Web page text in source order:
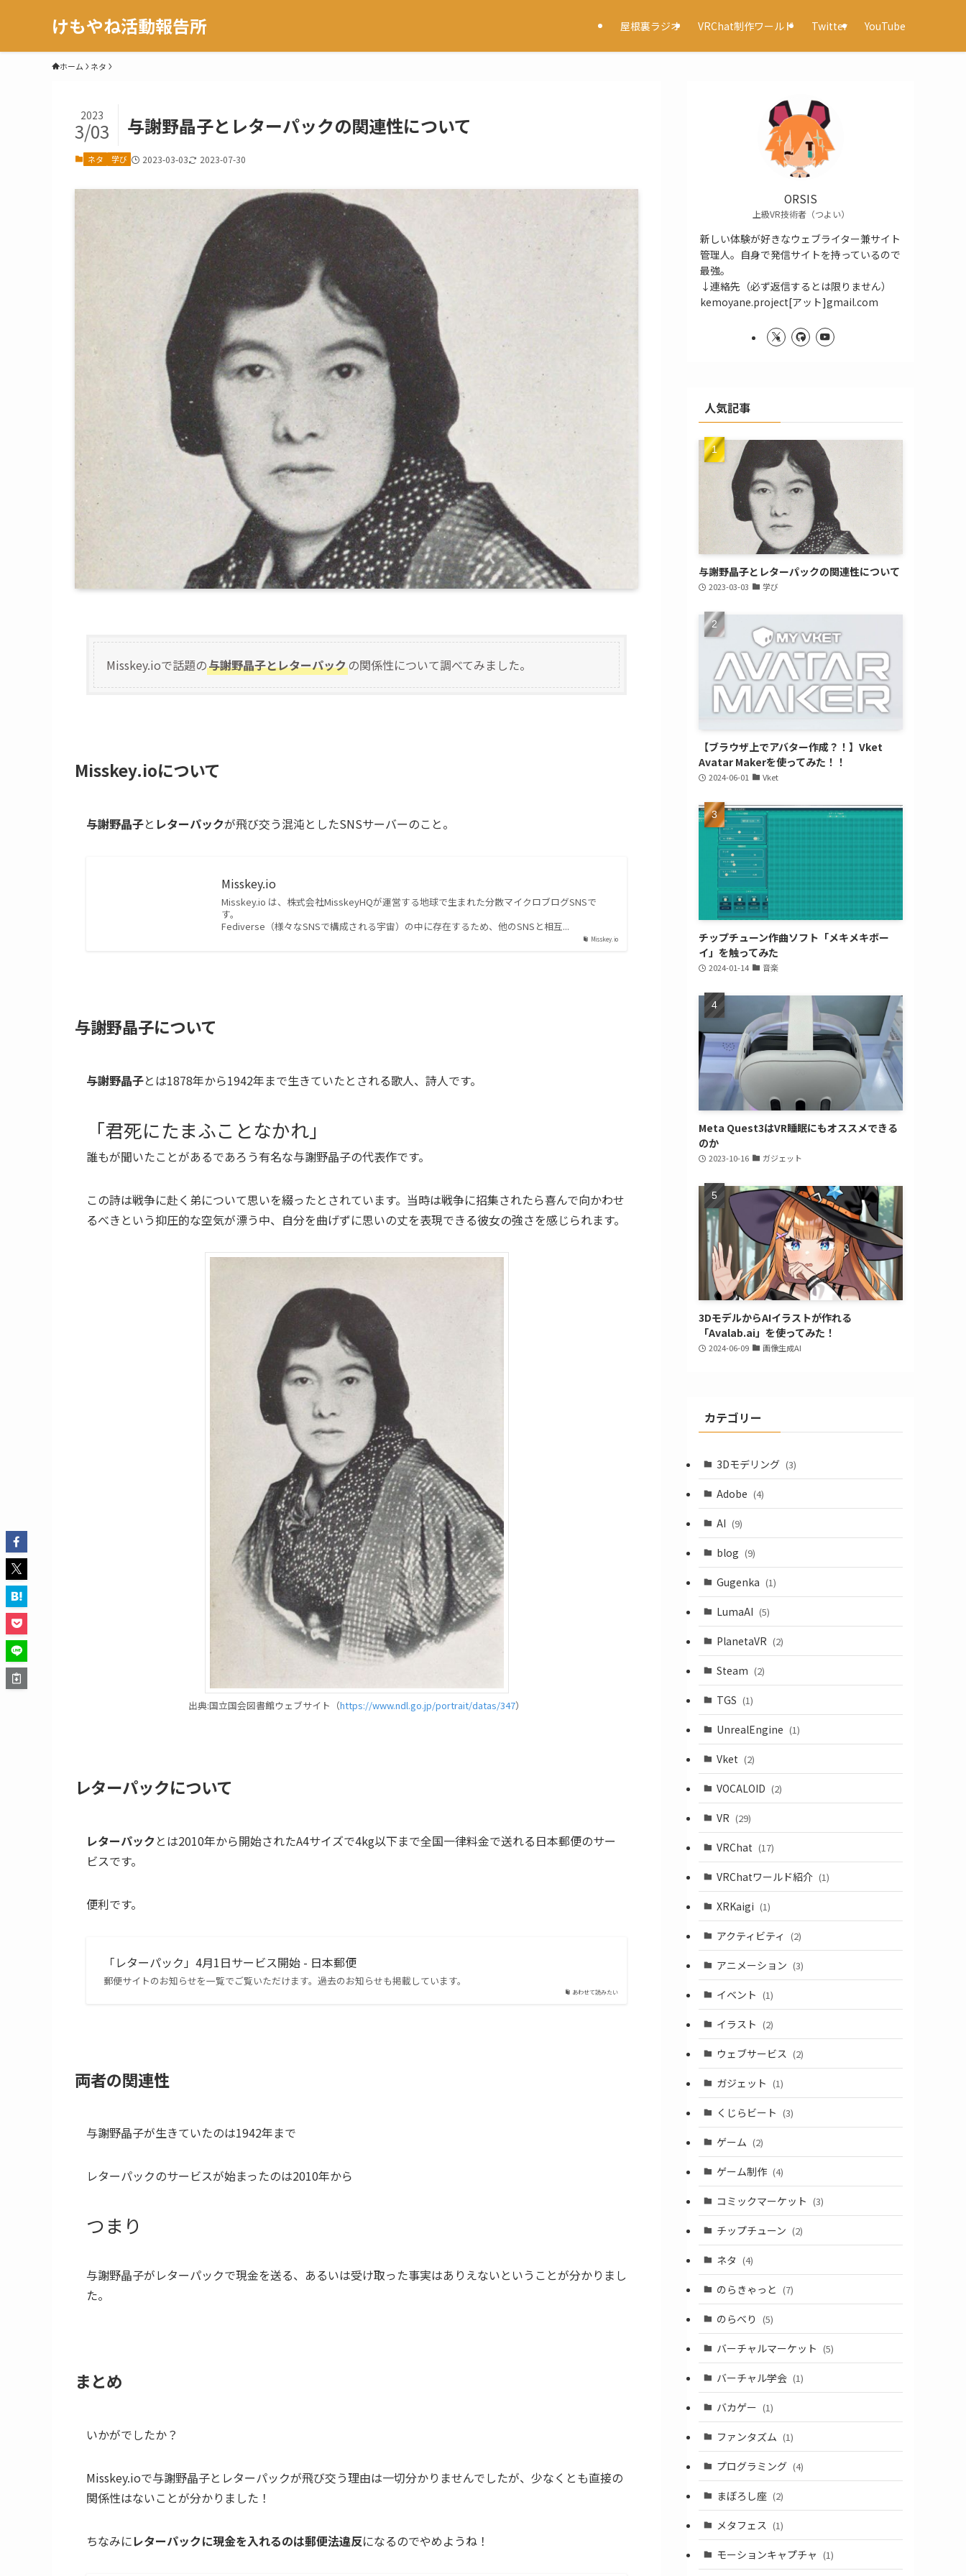
けもやね活動報告所 屋根裏ラジオ VRChat制作ワールド Twitter YouTube
ホーム ネタ
与謝野晶子とレターパックの関連性について
2023
3/03
ネタ 学び 2023-03-03 2023-07-30
Misskey.ioで話題の与謝野晶子とレターパックの関係性について調べてみました。
Misskey.ioについて
与謝野晶子と レターパックが飛び交う混沌としたSNSサーバーのこと。
Misskey.io
Misskey.io
Misskey.io は、株式会社MisskeyHQが運営する地球で生まれた分散マイクロブログSNSで
す。
Fediverse（様々なSNSで構成される宇宙）の中に存在するため、他のSNSと相互...
与謝野晶子について
与謝野晶子とは1878年から1942年まで生きていたとされる歌人、詩人です。
「君死にたまふことなかれ」
誰もが聞いたことがあるであろう有名な与謝野晶子の代表作です。
この詩は戦争に赴く弟について思いを綴ったとされています。当時は戦争に招集されたら喜んで向かわせ
るべきという抑圧的な空気が漂う中、自分を曲げずに思いの丈を表現できる彼女の強さを感じられます。
出典:国立国会図書館ウェブサイト（https://www.ndl.go.jp/portrait/datas/347）
レターパックについて
レターパックとは2010年から開始されたA4サイズで4kg以下まで全国一律料金で送れる日本郵便のサー
ビスです。
便利です。
あわせて読みたい
「レターパック」4月1日サービス開始 - 日本郵便
郵便サイトのお知らせを一覧でご覧いただけます。過去のお知らせも掲載しています。
両者の関連性
与謝野晶子が生きていたのは1942年まで
レターパックのサービスが始まったのは2010年から
つまり
与謝野晶子がレターパックで現金を送る、あるいは受け取った事実はありえないということが分かりまし
た。
まとめ
いかがでしたか？
Misskey.ioで与謝野晶子とレターパックが飛び交う理由は一切分かりませんでしたが、少なくとも直接の
関係性はないことが分かりました！
ちなみにレターパックに現金を入れるのは郵便法違反になるのでやめようね！
ORSIS
上級VR技術者（つよい）
新しい体験が好きなウェブライター兼サイト
管理人。自身で発信サイトを持っているので
最強。
↓連絡先（必ず返信するとは限りません）
kemoyane.project[アット]gmail.com
人気記事
与謝野晶子とレターパックの関連性について
2023-03-03 学び
【ブラウザ上でアバター作成？！】Vket
Avatar Makerを使ってみた！！
2024-06-01 Vket
チップチューン作曲ソフト「メキメキボー
イ」を触ってみた
2024-01-14 音楽
Meta Quest3はVR睡眠にもオススメできる
のか
2023-10-16 ガジェット
3DモデルからAIイラストが作れる
「Avalab.ai」を使ってみた！
2024-06-09 画像生成AI
カテゴリー
3Dモデリング (3)
Adobe (4)
AI (9)
blog (9)
Gugenka (1)
LumaAI (5)
PlanetaVR (2)
Steam (2)
TGS (1)
UnrealEngine (1)
Vket (2)
VOCALOID (2)
VR (29)
VRChat (17)
VRChatワールド紹介 (1)
XRKaigi (1)
アクティビティ (2)
アニメーション (3)
イベント (1)
イラスト (2)
ウェブサービス (2)
ガジェット (1)
くじらビート (3)
ゲーム (2)
ゲーム制作 (4)
コミックマーケット (3)
チップチューン (2)
ネタ (4)
のらきゃっと (7)
のらべり (5)
バーチャルマーケット (5)
バーチャル学会 (1)
バカゲー (1)
ファンタズム (1)
プログラミング (4)
まぼろし座 (2)
メタフェス (1)
モーションキャプチャ (1)